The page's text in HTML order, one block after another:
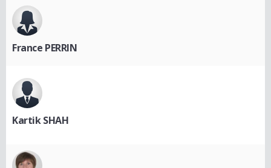
France PERRIN
Kartik SHAH